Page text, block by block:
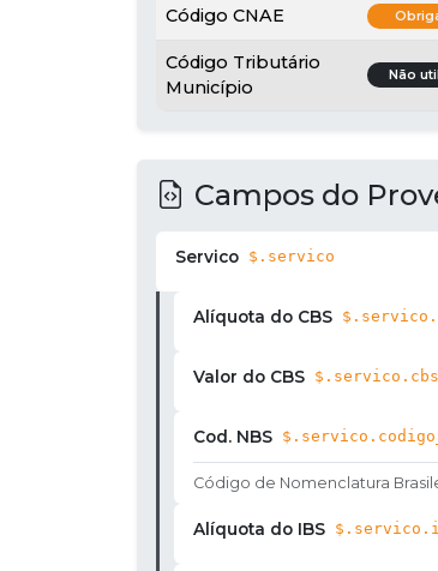
Código CNAE
Código Tributário
Município
Não
Campos do
Servico $.servico
Alíquota do CBS
Valor do CBS
Cod. NBS
Código de Nomenclatura
Alíquota do IBS